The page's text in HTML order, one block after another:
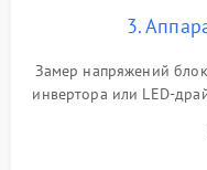
3.
Замер напряжений
инвертора или LED-
питания скалера и